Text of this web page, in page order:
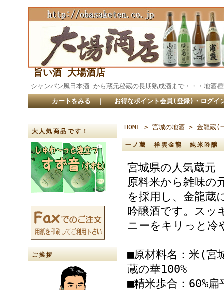
旨い酒 大場酒店
シャンパン風日本酒 から蔵元秘蔵の長期熟成酒まで・・
カートをみる ｜ お得なポイント会員(登録)・ログイ
大人気商品です！
ご挨拶
HOME > 宮城の地酒> 金龍蔵(
一ノ蔵 祥雲金龍 純米吟
宮城県の人気蔵
原料米から雑味の
を採用し、金龍蔵
吟醸酒です。スッ
ニーをキリっと冷
■原材料名：米(
蔵の華100%
■精米歩合：60%